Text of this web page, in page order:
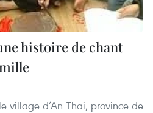
histoire de chant
village d’An Thai, province de